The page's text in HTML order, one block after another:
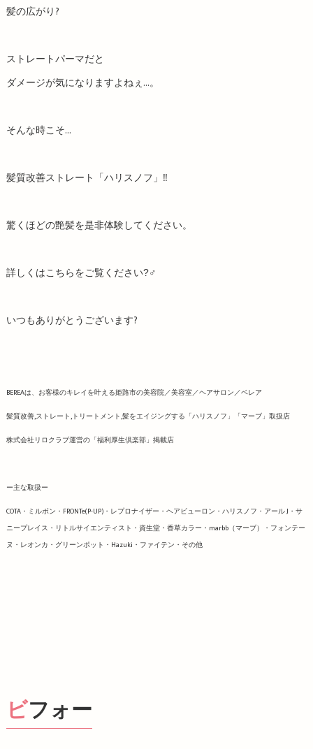
髪の広がり?
ストレートパーマだと
ダメージが気になりますよねぇ…。
そんな時こそ…
髪質改善ストレート「ハリスノフ」‼️
驚くほどの艶髪を是非体験してください。
詳しくはこちらをご覧ください?‍♂
いつもありがとうございます?
BEREAは、お客様のキレイを叶える姫路市の美容院／美容室／ヘアサロン／ベレア
髪質改善,ストレート,トリートメント,髪をエイジングする「ハリスノフ」「マーブ」取扱店
株式会社リロクラブ運営の「福利厚生倶楽部」掲載店
ー主な取扱ー
COTA・ミルボン・FRONTe(P-UP)・レプロナイザー・ヘアビューロン・ハリスノフ・アール J・サ
ニープレイス・リトルサイエンティスト・資生堂・香草カラー・marbb（マーブ）・フォンテー
ヌ・レオンカ・グリーンポット・Hazuki・ファイテン・その他
ビフォー